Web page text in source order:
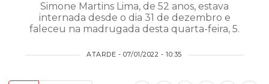
Simone Martins Lima, de 52 anos, estava
internada desde o dia 31 de dezembro e
faleceu na madrugada desta quarta-feira, 5.
ATARDE - 07/01/2022 - 10:35